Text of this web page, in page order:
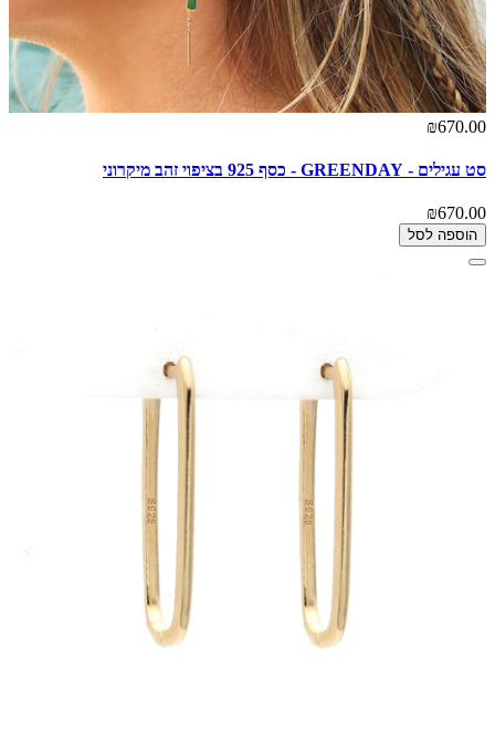
₪670.00
סט עגילים - GREENDAY - כסף 925 בציפוי זהב מיקרוני
₪670.00
הוספה לסל